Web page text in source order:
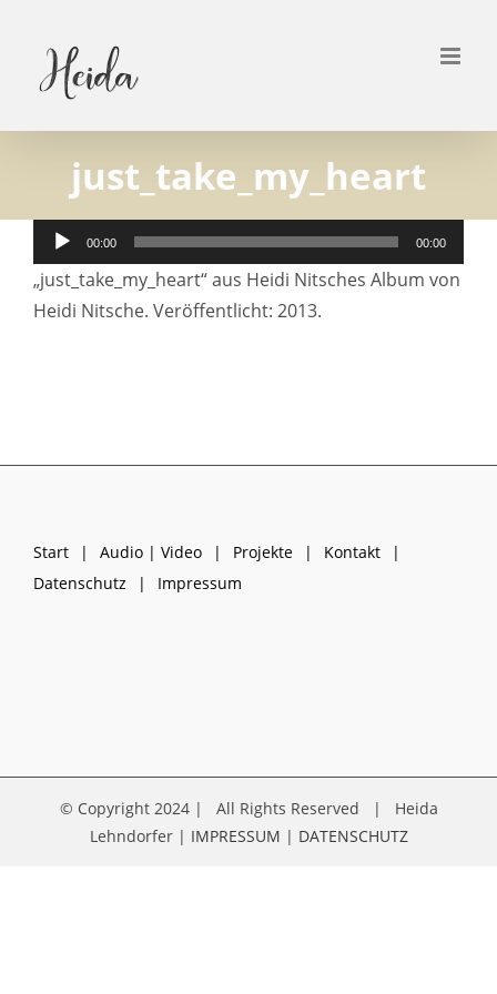
springen
just_take_my_heart
Audio-
Player
00:00 00:00
„just_take_my_heart“ aus Heidi Nitsches Album von
Heidi Nitsche. Veröffentlicht: 2013.
Start Audio | Video Projekte
Kontakt
Datenschutz
Impressum
© Copyright 2024 | All Rights Reserved | Heida
Lehndorfer | IMPRESSUM | DATENSCHUTZ